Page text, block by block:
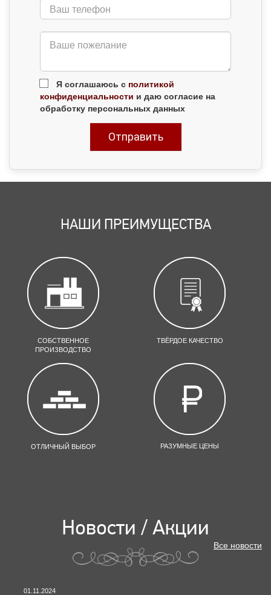
Я соглашаюсь с политикой
конфиденциальности и даю согласие на
обработку персональных данных
НАШИ ПРЕИМУЩЕСТВА
СОБСТВЕННОЕ
ПРОИЗВОДСТВО
ТВЁРДОЕ КАЧЕСТВО
ОТЛИЧНЫЙ ВЫБОР РАЗУМНЫЕ ЦЕНЫ
Новости / Акции
Все новости
01.11.2024